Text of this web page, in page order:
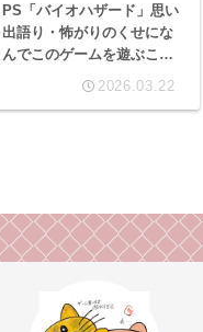
PS「バイオハザード」思い
出語り・怖がりのくせにな
んでこのゲームを遊ぶこと
2026.03.22